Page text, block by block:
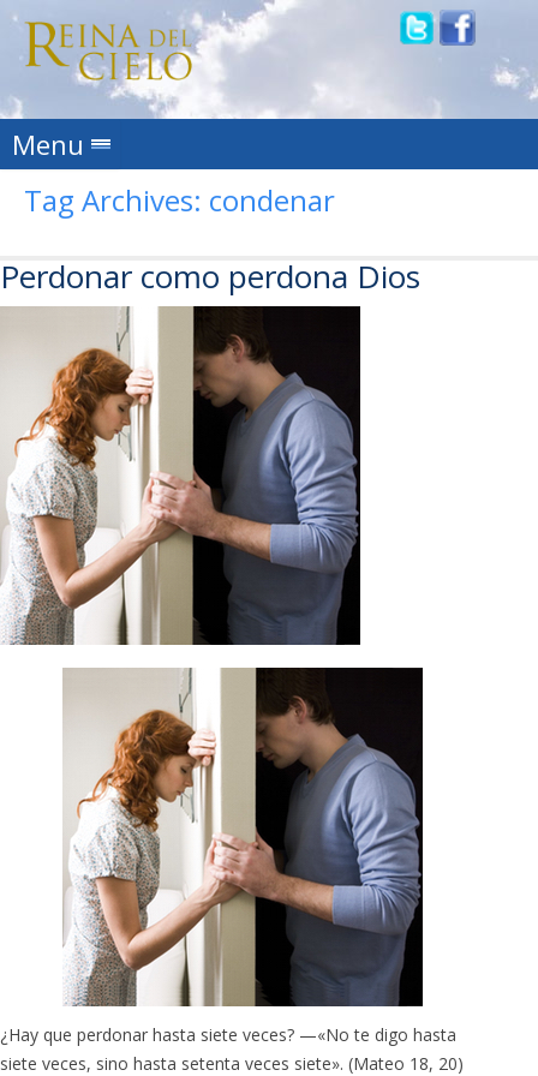
Menu Skip to content
Tag Archives: condenar
Perdonar como perdona Dios
¿Hay que perdonar hasta siete veces? —«No te digo hasta
siete veces, sino hasta setenta veces siete». (Mateo 18, 20)